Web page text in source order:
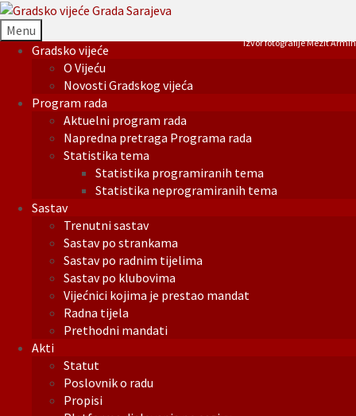
Menu
Gradsko vijeće
O Vijeću
Novosti Gradskog vijeća
Program rada
Aktuelni program rada
Napredna pretraga Programa rada
Statistika tema
Statistika programiranih tema
Statistika neprogramiranih tema
Sastav
Trenutni sastav
Sastav po strankama
Sastav po radnim tijelima
Sastav po klubovima
Vijećnici kojima je prestao mandat
Radna tijela
Prethodni mandati
Akti
Statut
Poslovnik o radu
Propisi
Izvor fotografije Mezit Armin